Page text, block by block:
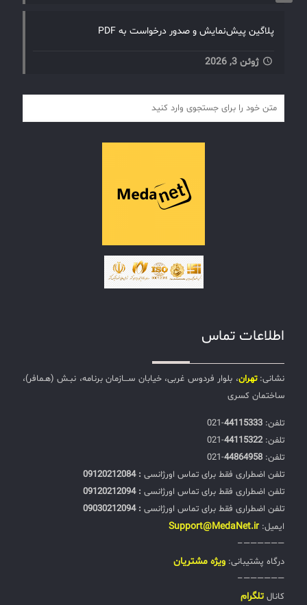
پلاگین پیش‌نمایش و صدور درخواست به PDF
ژوئن 3, 2026
اطلاعات تماس
نشانی:تهران، بلوار فردوس غربی، خیابان ســـازمان برنامه، نبـش (هـمافر)،
ساختمان کسری
تلفن:‌ 44115333
-021
تلفن:‌44115322
-021
تلفن:‌ 44864958
-021
تلفن اضطراری فقط برای تماس اورژانسی : 09120212084
تلفن اضطراری فقط برای تماس اورژانسی : 09120212094
تلفن اضطراری فقط برای تماس اورژانسی : 09030212094
ایمیل: Support@MedaNet.ir
——————–
درگاه پشتیبانی: ويژه مشتریان
——————–
کانال تلگرام